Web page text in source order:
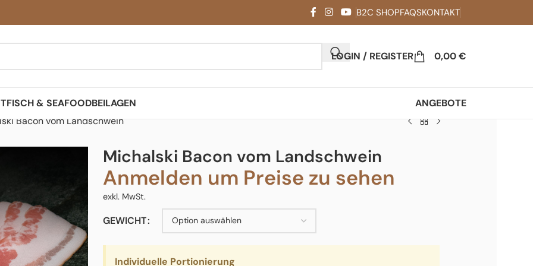
B2C SHOPFAQSKONTAKT
LOGIN / REGISTER 0,00€
FISCH & SEAFOODBEILAGEN
ANGEBOTE
Bacon vom Landschwein
Michalski Bacon vom Landschwein
Anmelden um Preise zu sehen
exkl. MwSt.
GEWICHT
Individuelle Portionierung